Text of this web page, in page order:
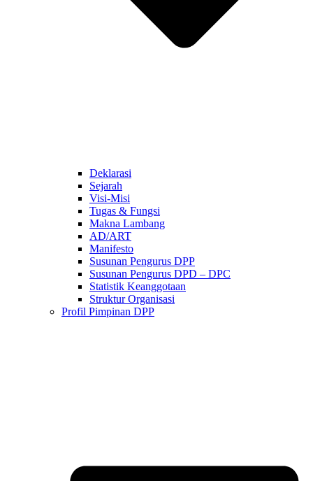
Deklarasi
Sejarah
Visi-Misi
Tugas & Fungsi
Makna Lambang
AD/ART
Manifesto
Susunan Pengurus DPP
Susunan Pengurus DPD – DPC​
Statistik Keanggotaan
Struktur Organisasi
Profil Pimpinan DPP